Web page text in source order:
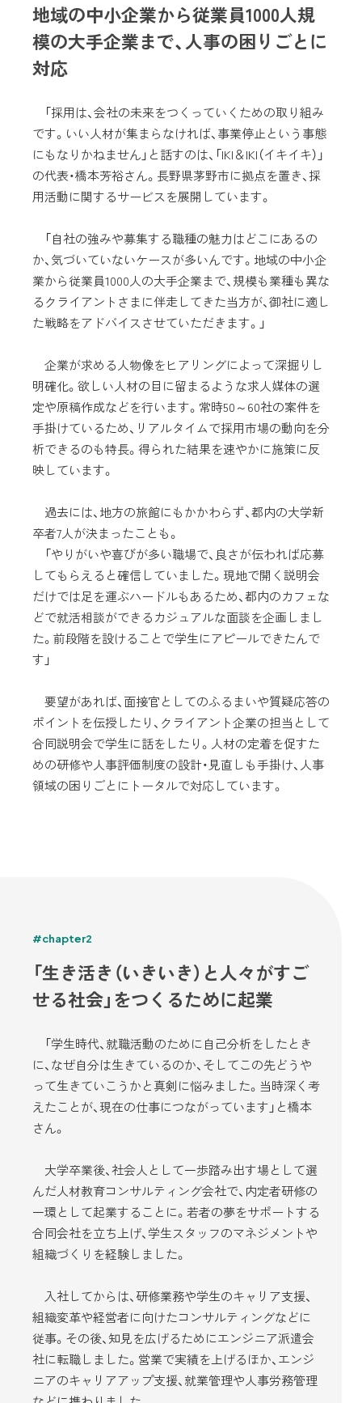
地域の中小企業から従業員1000人規
模の大手企業まで、人事の困りごとに
対応
「採用は、会社の未来をつくっていくための取り組み
です。いい人材が集まらなければ、事業停止という事態
にもなりかねません」と話すのは、「IKI＆IKI（イキイキ）」
の代表・橋本芳裕さん。長野県茅野市に拠点を置き、採
用活動に関するサービスを展開しています。
「自社の強みや募集する職種の魅力はどこにあるの
か、気づいていないケースが多いんです。地域の中小企
業から従業員1000人の大手企業まで、規模も業種も異な
るクライアントさまに伴走してきた当方が、御社に適し
た戦略をアドバイスさせていただきます。」
企業が求める人物像をヒアリングによって深掘りし
明確化。欲しい人材の目に留まるような求人媒体の選
定や原稿作成などを行います。常時50～60社の案件を
手掛けているため、リアルタイムで採用市場の動向を分
析できるのも特長。得られた結果を速やかに施策に反
映しています。
過去には、地方の旅館にもかかわらず、都内の大学新
卒者7人が決まったことも。
「やりがいや喜びが多い職場で、良さが伝われば応募
してもらえると確信していました。現地で開く説明会
だけでは足を運ぶハードルもあるため、都内のカフェな
どで就活相談ができるカジュアルな面談を企画しまし
た。前段階を設けることで学生にアピールできたんで
す」
要望があれば、面接官としてのふるまいや質疑応答の
ポイントを伝授したり、クライアント企業の担当として
合同説明会で学生に話をしたり。人材の定着を促すた
めの研修や人事評価制度の設計・見直しも手掛け、人事
領域の困りごとにトータルで対応しています。
#chapter2
「生き活き（いきいき）と人々がすご
せる社会」をつくるために起業
「学生時代、就職活動のために自己分析をしたとき
に、なぜ自分は生きているのか、そしてこの先どうや
って生きていこうかと真剣に悩みました。当時深く考
えたことが、現在の仕事につながっています」と橋本
さん。
大学卒業後、社会人として一歩踏み出す場として選
んだ人材教育コンサルティング会社で、内定者研修の
一環として起業することに。若者の夢をサポートする
合同会社を立ち上げ、学生スタッフのマネジメントや
組織づくりを経験しました。
入社してからは、研修業務や学生のキャリア支援、
組織変革や経営者に向けたコンサルティングなどに
従事。その後、知見を広げるためにエンジニア派遣会
社に転職しました。営業で実績を上げるほか、エンジ
ニアのキャリアアップ支援、就業管理や人事労務管理